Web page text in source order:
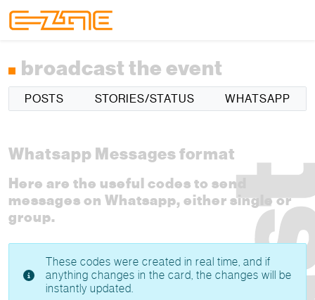
broadcast the event
POSTS STORIES/STATUS WHATSAPP
Whatsapp Messages format
Here are the useful codes to send
messages on Whatsapp, either single or
group.
These codes were created in real time, and if
anything changes in the card, the changes will be
instantly updated.